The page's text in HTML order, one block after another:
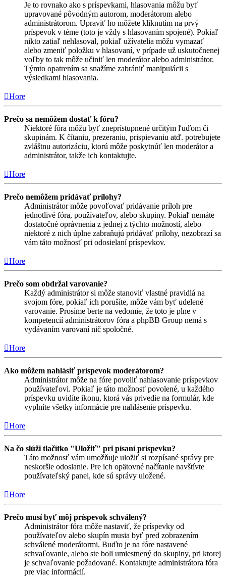
Je to rovnako ako s príspevkami, hlasovania môžu byť
upravované pôvodným autorom, moderátorom alebo
administrátorom. Upraviť ho môžete kliknutím na prvý
príspevok v téme (toto je vždy s hlasovaním spojené). Pokiaľ
nikto zatiaľ nehlasoval, pokiaľ užívatelia môžu vymazať
alebo zmeniť položku v hlasovaní, v prípade už uskutočnenej
voľby to tak môže učiniť len moderátor alebo administrátor.
Týmto opatrením sa snažíme zabrániť manipulácii s
výsledkami hlasovania.
Hore
Prečo sa nemôžem dostať k fóru?
Niektoré fóra môžu byť zneprístupnené určitým ľuďom či
skupinám. K čítaniu, prezeraniu, prispievaniu atď. potrebujete
zvláštnu autorizáciu, ktorú môže poskytnúť len moderátor a
administrátor, takže ich kontaktujte.
Hore
Prečo nemôžem pridávať prílohy?
Administrátor môže povoľovať pridávanie príloh pre
jednotlivé fóra, používateľov, alebo skupiny. Pokiaľ nemáte
dostatočné oprávnenia z jednej z týchto možností, alebo
niektoré z nich úplne zabraňujú pridávať prílohy, nezobrazí sa
vám táto možnosť pri odosielaní príspevkov.
Hore
Prečo som obdržal varovanie?
Každý administrátor si môže stanoviť vlastné pravidlá na
svojom fóre, pokiaľ ich porušíte, môže vám byť udelené
varovanie. Prosíme berte na vedomie, že toto je plne v
kompetencií administrátorov fóra a phpBB Group nemá s
vydávaním varovaní nič spoločné.
Hore
Ako môžem nahlásiť príspevok moderátorom?
Administrátor môže na fóre povoliť nahlasovanie príspevkov
používateľovi. Pokiaľ je táto možnosť povolené, u každého
príspevku uvidíte ikonu, ktorá vás privedie na formulár, kde
vyplníte všetky informácie pre nahlásenie príspevku.
Hore
Na čo slúži tlačítko "Uložiť" pri písaní príspevku?
Táto možnosť vám umožňuje uložiť si rozpísané správy pre
neskoršie odoslanie. Pre ich opätovné načítanie navštívte
používateľský panel, kde sú správy uložené.
Hore
Prečo musí byť môj príspevok schválený?
Administrátor fóra môže nastaviť, že príspevky od
používateľov alebo skupín musia byť pred zobrazením
schválené moderátormi. Buďto je na fóre nastavené
schvaľovanie, alebo ste boli umiestnený do skupiny, pri ktorej
je schvaľovanie požadované. Kontaktujte administrátora fóra
pre viac informácií.